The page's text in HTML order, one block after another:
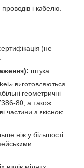
і кабелю.
(не
штука.
виготовляються
геометричні
80, а також
частини з якісною
ніж у більшості
видів мідних